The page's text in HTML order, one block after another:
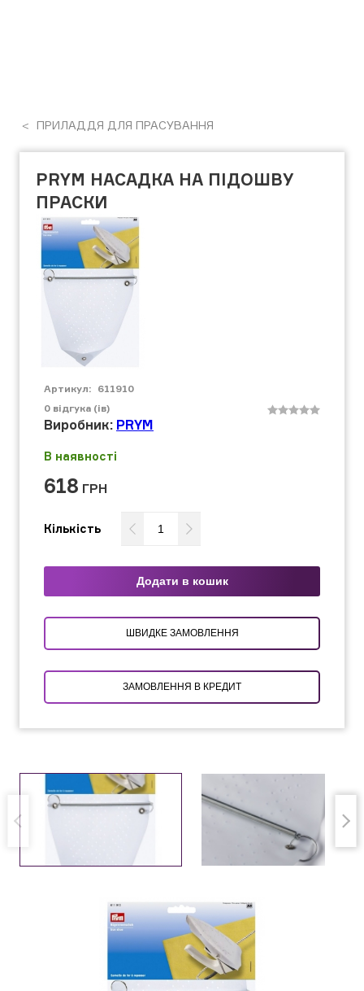
ПРИЛАДДЯ ДЛЯ ПРАСУВАННЯ
PRYM НАСАДКА НА ПІДОШВУ
ПРАСКИ
Артикул: 611910
0 відгука (ів)
Виробник: PRYM
В наявності
618 ГРН
Кількість
Додати в кошик
ШВИДКЕ ЗАМОВЛЕННЯ
ЗАМОВЛЕННЯ В КРЕДИТ